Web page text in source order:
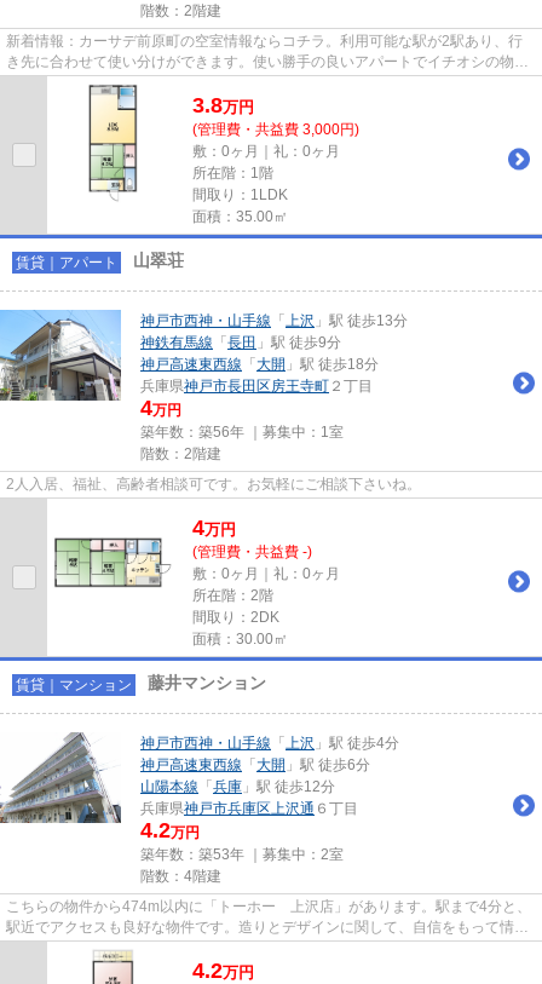
階数：2階建
新着情報：カーサデ前原町の空室情報ならコチラ。利用可能な駅が2駅あり、行
き先に合わせて使い分けができます。使い勝手の良いアパートでイチオシの物件
です。こだわりの条件として多...
3.8万円
(管理費・共益費 3,000円)
敷：0ヶ月｜礼：0ヶ月
所在階：1階
間取り：1LDK
面積：35.00㎡
賃貸｜アパート 山翠荘
神戸市西神・山手線 「 上沢 」駅 徒歩13分
神鉄有馬線 「 長田 」駅 徒歩9分
神戸高速東西線 「 大開 」駅 徒歩18分
兵庫県神戸市長田区房王寺町 ２丁目
4万円
築年数：築56年 ｜募集中： 1室
階数：2階建
2人入居、福祉、高齢者相談可です。お気軽にご相談下さいね。
4万円
(管理費・共益費 -)
敷：0ヶ月｜礼：0ヶ月
所在階：2階
間取り：2DK
面積：30.00㎡
賃貸｜マンション 藤井マンション
神戸市西神・山手線 「 上沢 」駅 徒歩4分
神戸高速東西線 「 大開 」駅 徒歩6分
山陽本線 「 兵庫 」駅 徒歩12分
兵庫県神戸市兵庫区上沢通 ６丁目
4.2万円
築年数：築53年 ｜募集中： 2室
階数：4階建
こちらの物件から474m以内に「トーホー 上沢店」があります。駅まで4分と、
駅近でアクセスも良好な物件です。造りとデザインに関して、自信をもって情報
を提供できるマンションです。...
4.2万円